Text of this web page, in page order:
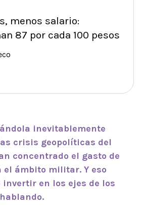
menos salario:
87 por cada 100 pesos
inevitablemente
crisis geopolíticas del
concentrado el gasto de
el ámbito militar. Y eso
en los ejes de los